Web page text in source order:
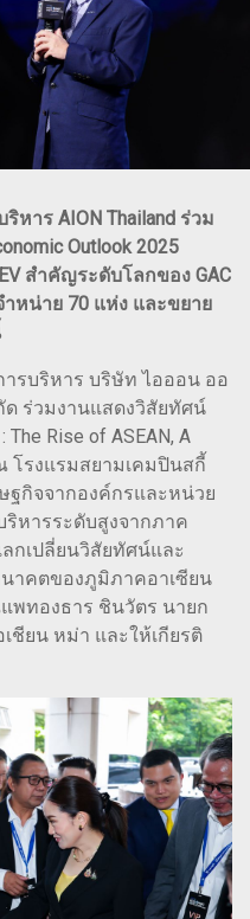
หาร AION Thailand ร่วม
Outlook 2025
สำคัญระดับโลกของ GAC
หน่าย 70 แห่ง และขยาย
รบริหาร บริษัท ไอออน ออ
ด ร่วมงานแสดงวิสัยทัศน์
The Rise of ASEAN, A
โรงแรมสยามเคมปินสกี้
ฐกิจจากองค์กรและหน่วย
หารระดับสูงจากภาค
กเปลี่ยนวิสัยทัศน์และ
าคตของภูมิภาคอาเซียน
พทองธาร ชินวัตร นายก
ยน หม่า และให้เกียรติ